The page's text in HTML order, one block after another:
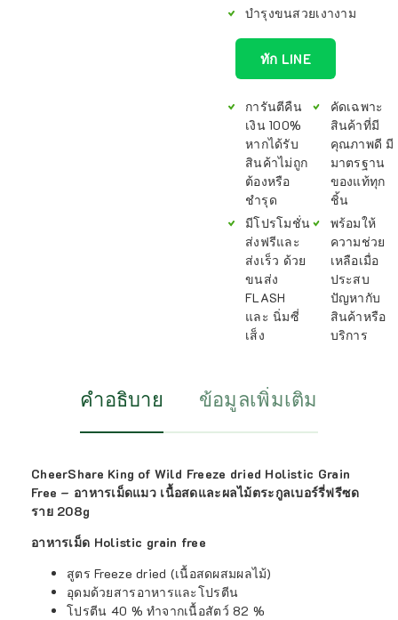
บำรุงขนสวยเงางาม
ทัก LINE
การันตีคืน
เงิน 100%
หากได้รับ
สินค้าไม่ถูก
ต้องหรือ
ชำรุด
มีโปรโมชั่น
ส่งฟรีและ
ส่งเร็ว ด้วย
ขนส่ง
FLASH
และ นิ่มซี่
เส็ง
คัดเฉพาะ
สินค้าที่มี
คุณภาพดี มี
มาตรฐาน
ของแท้ทุก
ชิ้น
พร้อมให้
ความช่วย
เหลือเมื่อ
ประสบ
ปัญหากับ
สินค้าหรือ
บริการ
คำอธิบาย ข้อมูลเพิ่มเติม
CheerShare King of Wild Freeze dried Holistic Grain
Free – อาหารเม็ดแมว เนื้อสดและผลไม้ตระกูลเบอร์รี่ฟรีซด
ราย 208g
อาหารเม็ด Holistic grain free
สูตร Freeze dried (เนื้อสดผสมผลไม้)
อุดมด้วยสารอาหารและโปรตีน
โปรตีน 40 % ทำจากเนื้อสัตว์ 82 %